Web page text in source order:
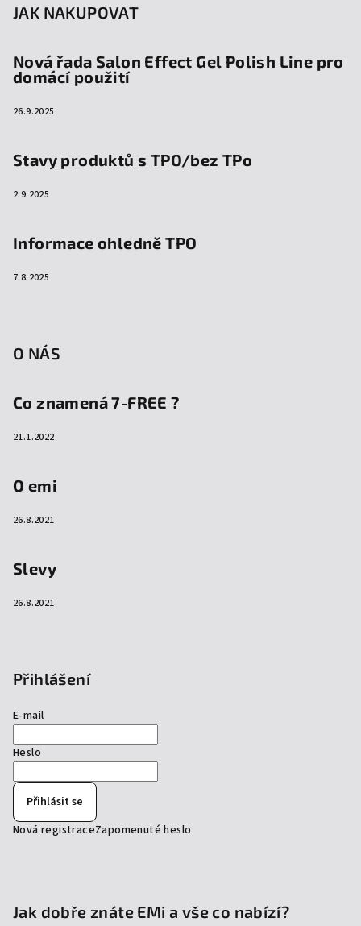
JAK NAKUPOVAT
Nová řada Salon Effect Gel Polish Line pro
domácí použití
26.9.2025
Stavy produktů s TPO/bez TPo
2.9.2025
Informace ohledně TPO
7.8.2025
O NÁS
Co znamená 7-FREE ?
21.1.2022
O emi
26.8.2021
Slevy
26.8.2021
Přihlášení
E-mail
Heslo
Přihlásit se
Nová registraceZapomenuté heslo
Jak dobře znáte EMi a vše co nabízí?